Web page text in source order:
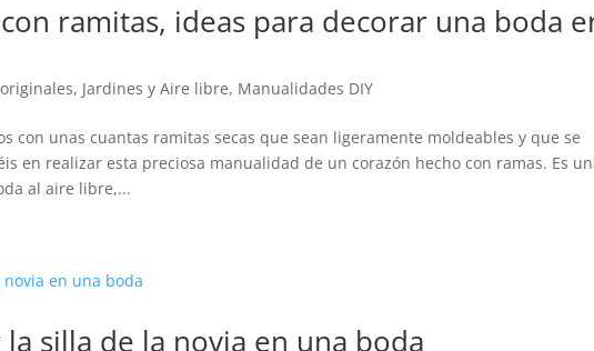
ramitas, ideas para decorar una boda
, Jardines y Aire libre, Manualidades DIY
con unas cuantas ramitas secas que sean ligeramente moldeables y que se
en realizar esta preciosa manualidad de un corazón hecho con ramas. Es
al aire libre,...
silla de la novia en una boda